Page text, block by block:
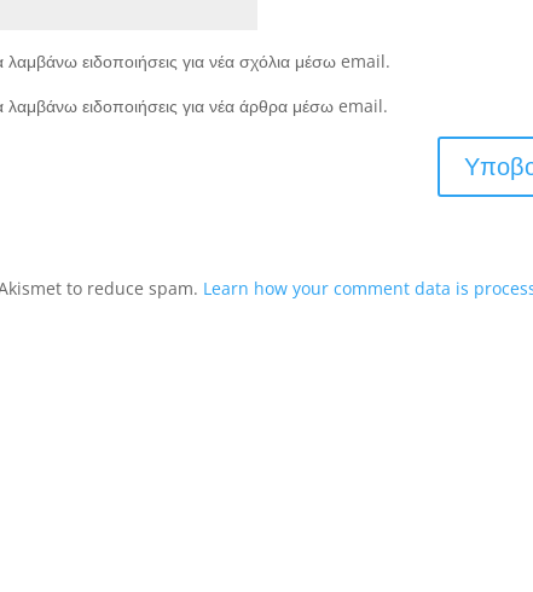
ειδοποιήσεις για νέα σχόλια μέσω email.
ειδοποιήσεις για νέα άρθρα μέσω email.
to reduce spam. Learn how your comment data is